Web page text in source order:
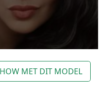
MET DIT MODEL